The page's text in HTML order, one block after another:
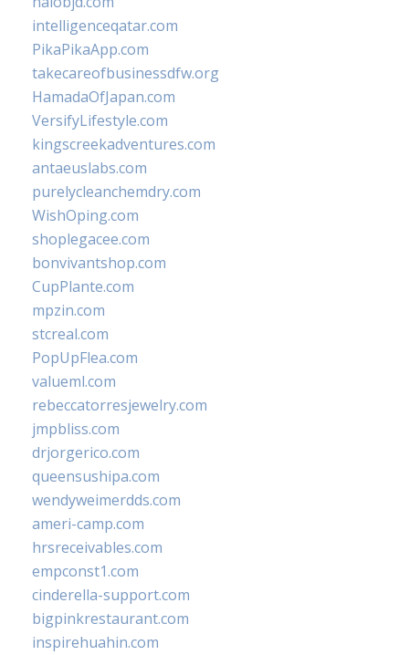
intelligenceqatar.com
PikaPikaApp.com
takecareofbusinessdfw.org
HamadaOfJapan.com
VersifyLifestyle.com
kingscreekadventures.com
antaeuslabs.com
purelycleanchemdry.com
WishOping.com
shoplegacee.com
bonvivantshop.com
CupPlante.com
mpzin.com
stcreal.com
PopUpFlea.com
valueml.com
rebeccatorresjewelry.com
jmpbliss.com
drjorgerico.com
queensushipa.com
wendyweimerdds.com
ameri-camp.com
hrsreceivables.com
empconst1.com
cinderella-support.com
bigpinkrestaurant.com
inspirehuahin.com